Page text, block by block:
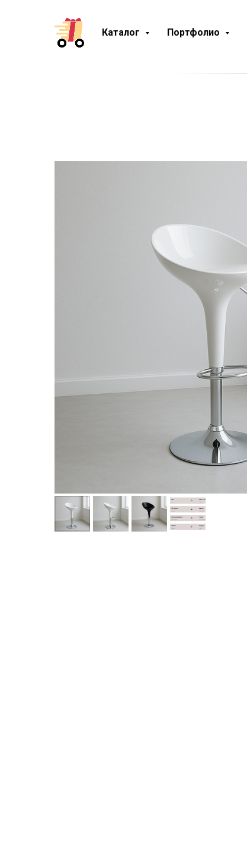
Каталог Портфолио